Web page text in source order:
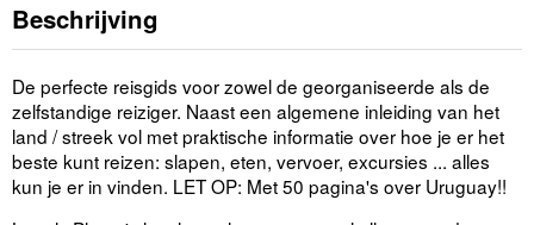
Beschrijving
De perfecte reisgids voor zowel de georganiseerde als de
zelfstandige reiziger. Naast een algemene inleiding van het
land / streek vol met praktische informatie over hoe je er het
beste kunt reizen: slapen, eten, vervoer, excursies ... alles
kun je er in vinden. LET OP: Met 50 pagina's over Uruguay!!